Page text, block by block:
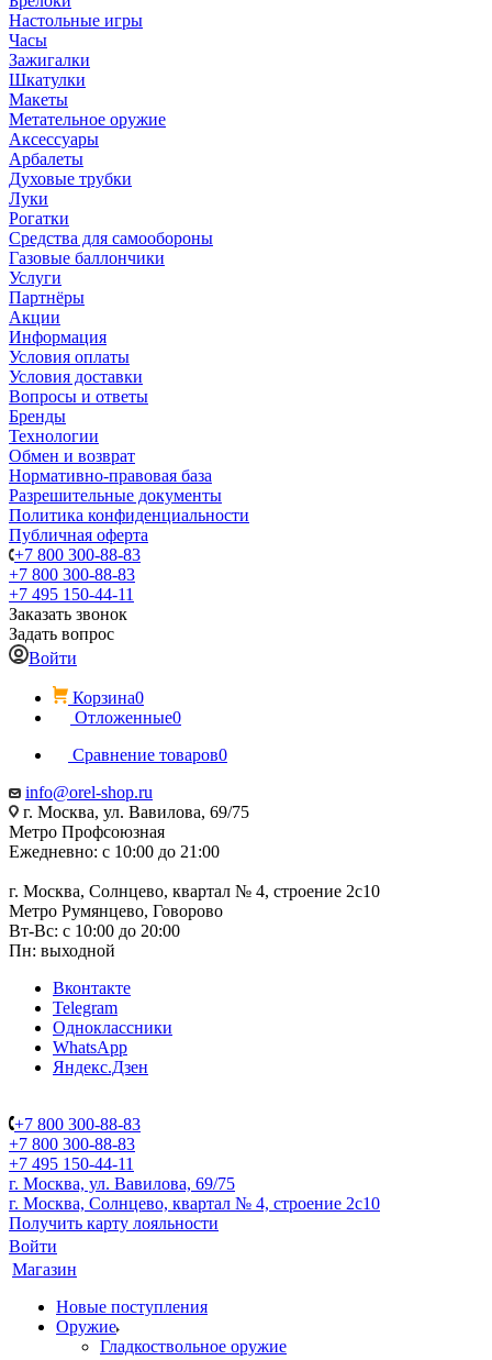
Настольные игры
Часы
Зажигалки
Шкатулки
Макеты
Метательное оружие
Аксессуары
Арбалеты
Духовые трубки
Луки
Рогатки
Средства для самообороны
Газовые баллончики
Услуги
Партнёры
Акции
Информация
Условия оплаты
Условия доставки
Вопросы и ответы
Бренды
Технологии
Обмен и возврат
Нормативно-правовая база
Разрешительные документы
Политика конфиденциальности
Публичная оферта
+7 800 300-88-83
+7 800 300-88-83
+7 495 150-44-11
Заказать звонок
Задать вопрос
Войти
Корзина0
Отложенные0
Сравнение товаров0
info@orel-shop.ru
г. Москва, ул. Вавилова, 69/75
Метро Профсоюзная
Ежедневно: с 10:00 до 21:00
г. Москва, Солнцево, квартал № 4, строение 2с10
Метро Румянцево, Говорово
Вт-Вс: с 10:00 до 20:00
Пн: выходной
Вконтакте
Telegram
Одноклассники
WhatsApp
Яндекс.Дзен
+7 800 300-88-83
+7 800 300-88-83
+7 495 150-44-11
г. Москва, ул. Вавилова, 69/75
г. Москва, Солнцево, квартал № 4, строение 2с10
Получить карту лояльности
Войти
Магазин
Новые поступления
Оружие
Гладкоствольное оружие